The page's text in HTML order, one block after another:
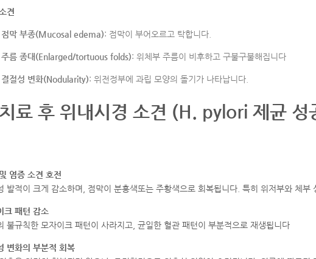
견
점막 부종(Mucosal edema): 점막이 부어오르고 탁합니다
주름 종대(Enlarged/tortuous folds): 위체부 주름이 비후하고 구불구불해집니다
결절성 변화(Nodularity): 위전정부에 과립 모양의 돌기가 나타납니다
료 후 위내시경 소견 (H. pylori 제균 성
염증 소견 호전
발적이 크게 감소하며, 점막이 분홍색또는 주황색으로 회복됩니다 특히 위저부와 체부
크 패턴 감소
불규칙한 모자이크 패턴이 사라지고, 균일한 혈관 패턴이 부분적으로 재생됩니다
변화의 부분적 회복